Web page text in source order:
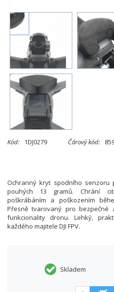
Kód: 1DJ0279 Čárový kód:
Ochranný kryt spodního senzoru
pouhých 13 gramů. Chrání
poškrábáním a poškozením
Přesně tvarovaný pro
funkcionality dronu. Lehký,
každého majitele DJI FPV.
Skladem